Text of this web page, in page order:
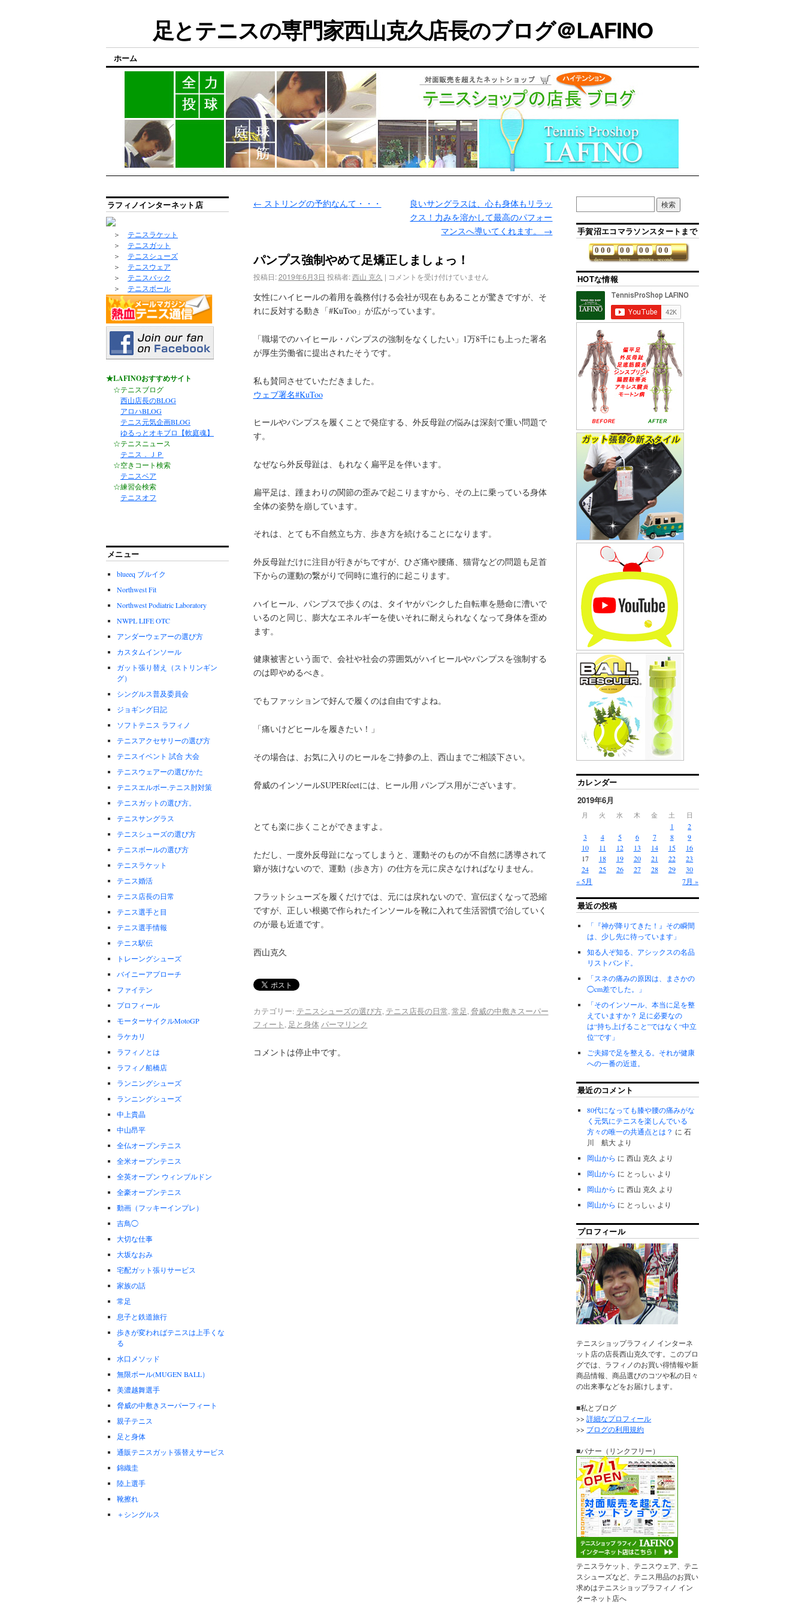
足とテニスの専門家西山克久店長のブログ＠LAFINO
ホーム
← ストリングの予約なんて・・・
良いサングラスは、心も身体もリラッ
クス！力みを溶かして最高のパフォー
マンスへ導いてくれます。 →
パンプス強制やめて足矯正しましょっ！
投稿日: 2019年6月3日 投稿者: 西山 克久 | コメントを受け付けていません
女性にハイヒールの着用を義務付ける会社が現在もあることが驚きですが、そ
れに反対する動き「#KuToo」が広がっています。
「職場でのハイヒール・パンプスの強制をなくしたい」1万8千にも上った署名
が厚生労働省に提出されたそうです。
私も賛同させていただきました。
ウェブ署名#KuToo
ヒールやパンプスを履くことで発症する、外反母趾の悩みは深刻で重い問題で
す。
なぜなら外反母趾は、もれなく扁平足を伴います。
扁平足は、踵まわりの関節の歪みで起こりますから、その上に乗っている身体
全体の姿勢を崩しています。
それは、とても不自然立ち方、歩き方を続けることになります。
外反母趾だけに注目が行きがちですが、ひざ痛や腰痛、猫背などの問題も足首
下からの運動の繋がりで同時に進行的に起こります。
ハイヒール、パンプスで歩くのは、タイヤがパンクした自転車を懸命に漕いで
いるのと同じ、膨大なエネルギーを使いそれに耐えられなくなって身体を歪め
ます。
健康被害という面で、会社や社会の雰囲気がハイヒールやパンプスを強制する
のは即やめるべき。
でもファッションで好んで履くのは自由ですよね。
「痛いけどヒールを履きたい！」
その場合は、お気に入りのヒールをご持参の上、西山までご相談下さい。
脅威のインソールSUPERfeetには、ヒール用 パンプス用がございます。
とても楽に歩くことができますよ。
ただし、一度外反母趾になってしまうと、運動そのものが不自然に誘導されて
癖が抜けないので、運動（歩き方）の仕方を元に戻さなければなりません。
フラットシューズを履くだけでは、元には戻れないので、宣伝ぽくなって恐縮
ですが、正しい根拠で作られたインソールを靴に入れて生活習慣で治していく
のが最も近道です。
西山克久
カテゴリー: テニスシューズの選び方, テニス店長の日常,常足, 脅威の中敷きスーパー
フィート , 足と身体 パーマリンク
コメントは停止中です。
ラフィノインターネット店
＞ テニスラケット
＞ テニスガット
＞ テニスシューズ
＞ テニスウェア
＞ テニスバック
＞ テニスボール
★LAFINOおすすめサイト
☆テニスブログ
西山店長のBLOG
アロハBLOG
テニス元気企画BLOG
ゆるっとオキブロ【軟庭魂】
☆テニスニュース
テニス．ＪＰ
☆空きコート検索
テニスベア
☆練習会検索
テニスオフ
メニュー
blueeq ブルイク
Northwest Fit
Northwest Podiatric Laboratory
NWPL LIFE OTC
アンダーウェアーの選び方
カスタムインソール
ガット張り替え（ストリンギン
グ）
シングルス普及委員会
ジョギング日記
ソフトテニス ラフィノ
テニスアクセサリーの選び方
テニスイベント 試合 大会
テニスウェアーの選びかた
テニスエルボー.テニス肘対策
テニスガットの選び方。
テニスサングラス
テニスシューズの選び方
テニスボールの選び方
テニスラケット
テニス婚活
テニス店長の日常
テニス選手と目
テニス選手情報
テニス駅伝
トレーングシューズ
バイニーアプローチ
ファイテン
プロフィール
モーターサイクルMotoGP
ラケカリ
ラフィノとは
ラフィノ船橋店
ランニングシューズ
ランニングシューズ
中上貴晶
中山昂平
全仏オープンテニス
全米オープンテニス
全英オープン ウィンブルドン
全豪オープンテニス
動画（フッキーインプレ）
吉鳥◯
大切な仕事
大坂なおみ
宅配ガット張りサービス
家族の話
常足
息子と鉄道旅行
歩きが変わればテニスは上手くな
る
水口メソッド
無限ボール(MUGEN BALL）
美濃越舞選手
脅威の中敷きスーパーフィート
親子テニス
足と身体
通販テニスガット張替えサービス
錦織圭
陸上選手
靴擦れ
＋シングルス
手賀沼エコマラソンスタートまで
days
0 0 0
hours
0 0
minutes
0 0
seconds
0 0
HOTな情報
カレンダー
2019年6月
月 火 水 木 金 土 日
« 5月 7月 »
1
2
3
4 5 6 7 8
9
10
11 12 13 14 15
16
17
18 19 20 21 22
23
24
25 26 27 28 29 30
最近の投稿
「『神が降りてきた！』その瞬間
は、少し先に待っています」
知る人ぞ知る、アシックスの名品
リストバンド。
「スネの痛みの原因は、まさかの
◯cm差でした。」
「そのインソール、本当に足を整
えていますか？ 足に必要なの
は“持ち上げること”ではなく“中立
位”です」
ご夫婦で足を整える。それが健康
への一番の近道。
最近のコメント
80代になっても膝や腰の痛みがな
く元気にテニスを楽しんでいる
方々の唯一の共通点とは？ に石
川 航大 より
岡山から に西山 克久 より
岡山から に とっしぃ より
岡山から に西山 克久 より
岡山から に とっしぃ より
プロフィール
テニスショップラフィノ インターネ
ット店の店長西山克久です。このブロ
グでは、ラフィノのお買い得情報や新
商品情報、商品選びのコツや私の日々
の出来事などをお届けします。
■私とブログ
>>詳細なプロフィール
>> ブログの利用規約
■バナー（リンクフリー）
テニスラケット、テニスウェア、テニ
スシューズなど、テニス用品のお買い
求めはテニスショップラフィノ イン
ターネット店へ